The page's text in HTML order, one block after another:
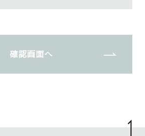
確認画面へ